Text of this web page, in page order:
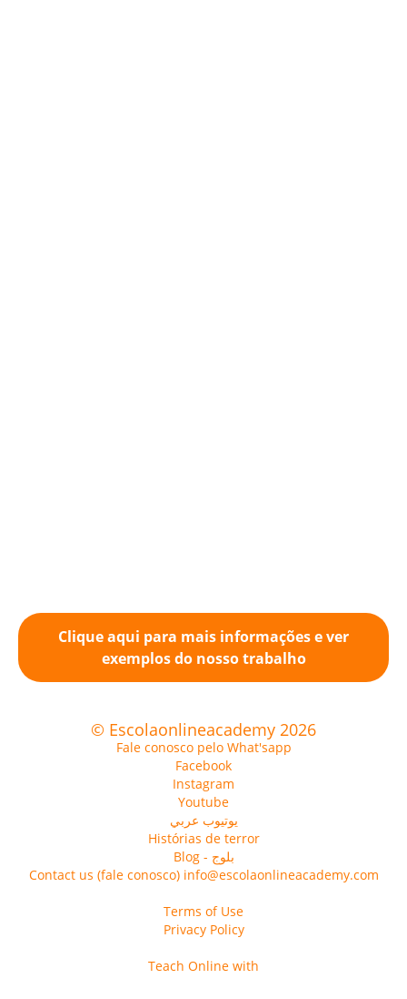
Clique aqui para mais informações e ver
exemplos do nosso trabalho
© Escolaonlineacademy 2026
Fale conosco pelo What'sapp
Facebook
Instagram
Youtube
يوتيوب عربي
Histórias de terror
Blog - بلوج
Contact us (fale conosco) info@escolaonlineacademy.com
Terms of Use
Privacy Policy
Teach Online with